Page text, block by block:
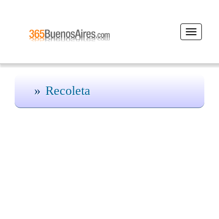
Desplegar
Recoleta